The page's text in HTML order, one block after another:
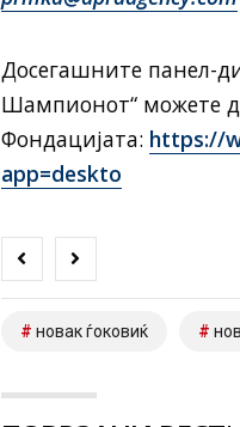
Досегашните панел-
Шампионот“ можете
Фондацијата: https://
app=deskto
новак ѓоковиќ